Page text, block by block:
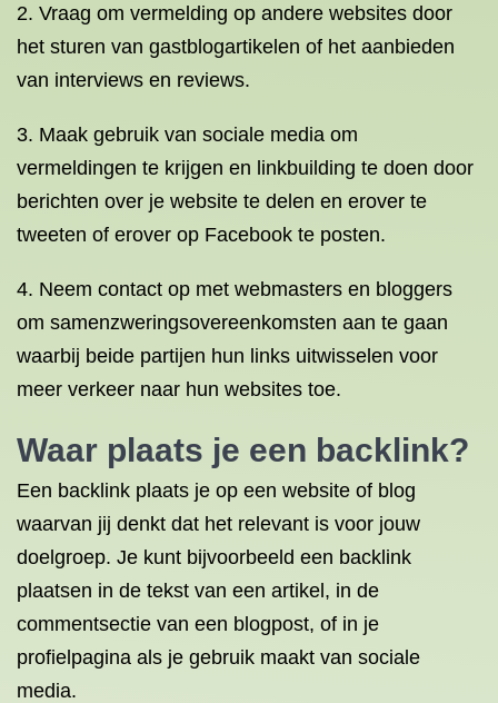
2. Vraag om vermelding op andere websites door
het sturen van gastblogartikelen of het aanbieden
van interviews en reviews.
3. Maak gebruik van sociale media om
vermeldingen te krijgen en linkbuilding te doen door
berichten over je website te delen en erover te
tweeten of erover op Facebook te posten.
4. Neem contact op met webmasters en bloggers
om samenzweringsovereenkomsten aan te gaan
waarbij beide partijen hun links uitwisselen voor
meer verkeer naar hun websites toe.
Waar plaats je een backlink?
Een backlink plaats je op een website of blog
waarvan jij denkt dat het relevant is voor jouw
doelgroep. Je kunt bijvoorbeeld een backlink
plaatsen in de tekst van een artikel, in de
commentsectie van een blogpost, of in je
profielpagina als je gebruik maakt van sociale
media.